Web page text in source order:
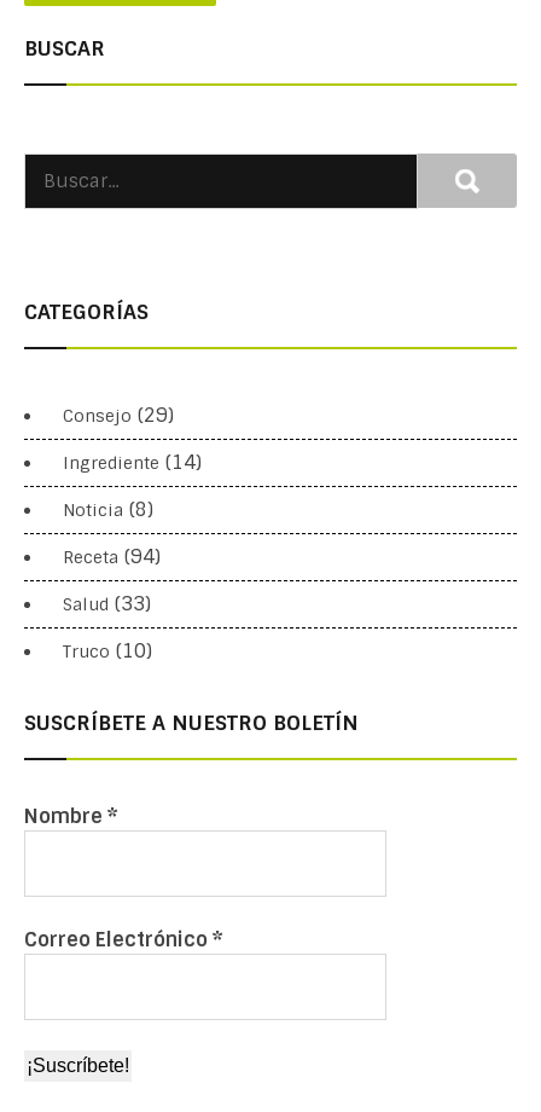
BUSCAR
CATEGORÍAS
Consejo (29)
Ingrediente (14)
Noticia (8)
Receta (94)
Salud (33)
Truco (10)
SUSCRÍBETE A NUESTRO BOLETÍN
Nombre *
Correo Electrónico *